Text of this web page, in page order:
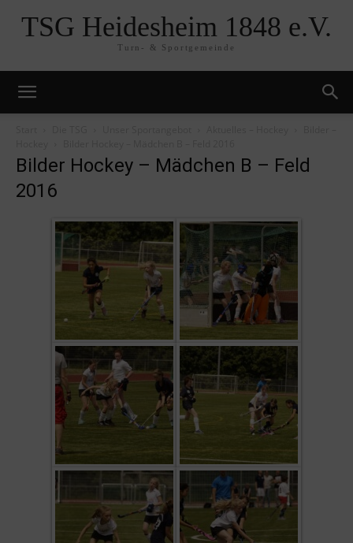
TSG Heidesheim 1848 e.V.
Turn- & Sportgemeinde
Bilder Hockey – Mädchen B – Feld
2016